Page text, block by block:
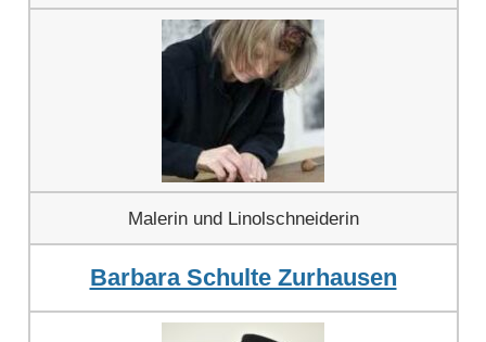
Malerin und Linolschneiderin
Barbara Schulte Zurhausen